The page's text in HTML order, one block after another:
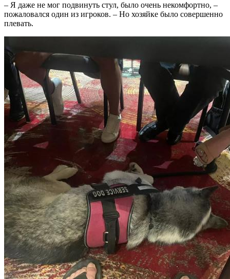
– Я даже не мог подвинуть стул, было очень некомфортно, –
пожаловался один из игроков. – Но хозяйке было совершенно
плевать.